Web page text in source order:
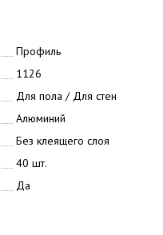
Профиль
1126
Для пола / Для стен
Алюминий
Без клеящего слоя
40 шт.
Да